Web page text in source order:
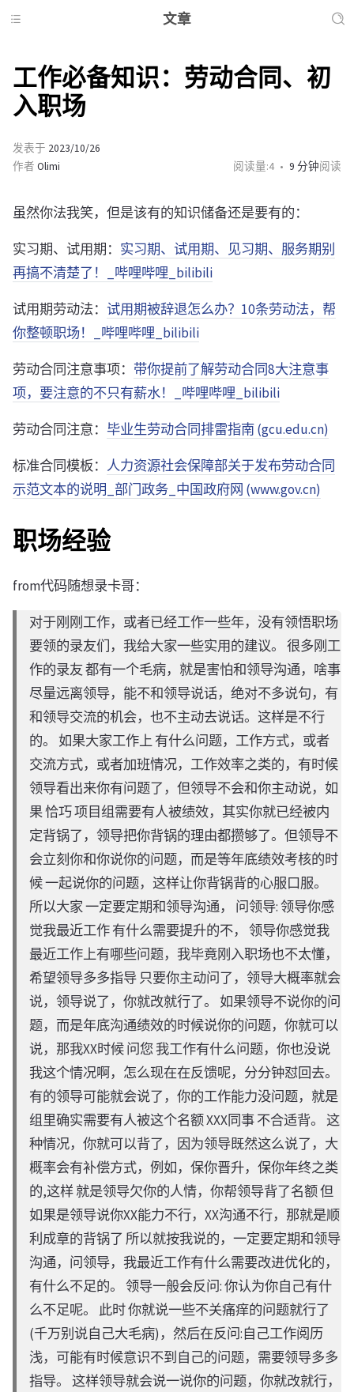
文章
工作必备知识：劳动合同、初
入职场
发表于 2023/10/26
作者 Olimi 阅读量:4 9 分钟阅读
虽然你法我笑，但是该有的知识储备还是要有的：
实习期、试用期： 实习期、试用期、见习期、服务期别
再搞不清楚了！_哔哩哔哩_bilibili
试用期劳动法： 试用期被辞退怎么办？10条劳动法，帮
你整顿职场！_哔哩哔哩_bilibili
劳动合同注意事项： 带你提前了解劳动合同8大注意事
项，要注意的不只有薪水！_哔哩哔哩_bilibili
劳动合同注意： 毕业生劳动合同排雷指南 (gcu.edu.cn)
标准合同模板： 人力资源社会保障部关于发布劳动合同
示范文本的说明_部门政务_中国政府网 (www.gov.cn)
职场经验
from代码随想录卡哥：
对于刚刚工作，或者已经工作一些年，没有领悟职场
要领的录友们，我给大家一些实用的建议。 很多刚工
作的录友 都有一个毛病，就是害怕和领导沟通，啥事
尽量远离领导，能不和领导说话，绝对不多说句，有
和领导交流的机会，也不主动去说话。这样是不行
的。 如果大家工作上 有什么问题，工作方式，或者
交流方式，或者加班情况，工作效率之类的，有时候
领导看出来你有问题了，但领导不会和你主动说，如
果 恰巧 项目组需要有人被绩效，其实你就已经被内
定背锅了，领导把你背锅的理由都攒够了。但领导不
会立刻你和你说你的问题，而是等年底绩效考核的时
候 一起说你的问题，这样让你背锅背的心服口服。
所以大家 一定要定期和领导沟通， 问领导: 领导你感
觉我最近工作 有什么需要提升的不， 领导你感觉我
最近工作上有哪些问题，我毕竟刚入职场也不太懂，
希望领导多多指导 只要你主动问了，领导大概率就会
说，领导说了，你就改就行了。 如果领导不说你的问
题，而是年底沟通绩效的时候说你的问题，你就可以
说，那我XX时候 问您 我工作有什么问题，你也没说
我这个情况啊，怎么现在在反馈呢，分分钟怼回去。
有的领导可能就会说了，你的工作能力没问题，就是
组里确实需要有人被这个名额 XXX同事 不合适背。 这
种情况，你就可以背了，因为领导既然这么说了，大
概率会有补偿方式，例如，保你晋升，保你年终之类
的,这样 就是领导欠你的人情，你帮领导背了名额 但
如果是领导说你XX能力不行，XX沟通不行，那就是顺
利成章的背锅了 所以就按我说的，一定要定期和领导
沟通，问领导，我最近工作有什么需要改进优化的，
有什么不足的。 领导一般会反问: 你认为你自己有什
么不足呢。 此时 你就说一些不关痛痒的问题就行了
(千万别说自己大毛病)，然后在反问:自己工作阅历
浅，可能有时候意识不到自己的问题，需要领导多多
指导。 这样领导就会说一说你的问题，你就改就行，